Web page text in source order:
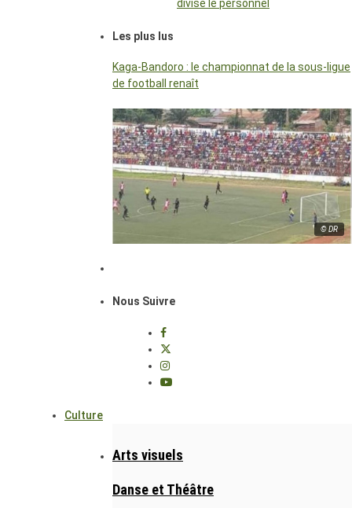
divise le personnel
Les plus lus
Kaga-Bandoro : le championnat de la sous-ligue
de football renaît
© DR
Nous Suivre
Culture
Arts visuels
Danse et Théâtre